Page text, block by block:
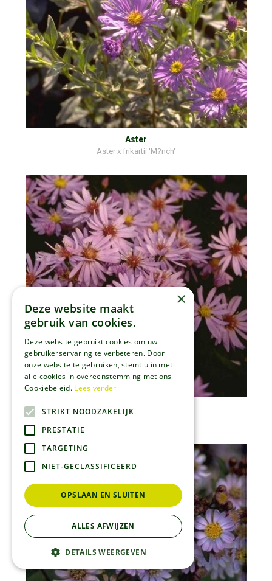
Aster
Aster x frikartii 'M?nch'
Aster
×
Deze website maakt
gebruik van cookies.
Deze website gebruikt cookies om uw
gebruikerservaring te verbeteren. Door
onze website te gebruiken, stemt u in met
alle cookies in overeenstemming met ons
Cookiebeleid. Lees verder
STRIKT NOODZAKELIJK
PRESTATIE
TARGETING
NIET-GECLASSIFICEERD
OPSLAAN EN SLUITEN
ALLES AFWIJZEN
DETAILS WEERGEVEN